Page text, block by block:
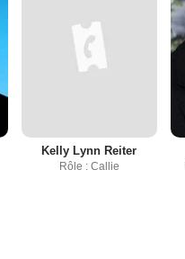
Kelly Lynn Reiter
Rôle : Callie